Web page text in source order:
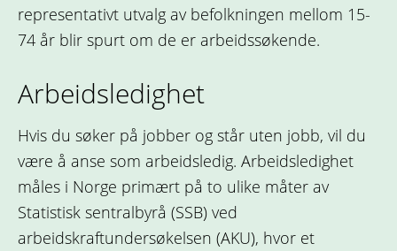
representativt utvalg av befolkningen mellom 15-
74 år blir spurt om de er arbeidssøkende.
Arbeidsledighet
Hvis du søker på jobber og står uten jobb, vil du
være å anse som arbeidsledig. Arbeidsledighet
måles i Norge primært på to ulike måter av
Statistisk sentralbyrå (SSB) ved
arbeidskraftundersøkelsen (AKU), hvor et